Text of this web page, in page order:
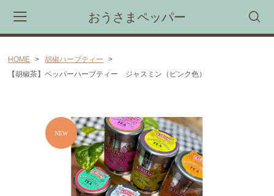
おうさまペッパー
新商品・限定商品先行受注予約会
HOME
胡椒ハーブティー
【胡椒茶】ペッパーハーブティー ジャスミン（ピンク色）